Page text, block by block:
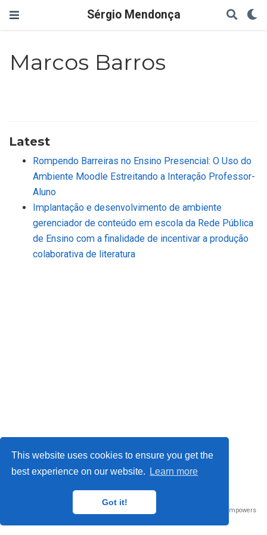
This website uses cookies to ensure you get the
best experience on our website.
Learn more
Got it!
Sérgio Mendonça
Marcos Barros
Latest
Rompendo Barreiras no Ensino Presencial: O Uso do
Ambiente Moodle Estreitando a Interação Professor-
Aluno
Implantação e desenvolvimento de ambiente
gerenciador de conteúdo em escola da Rede Pública
de Ensino com a finalidade de incentivar a produção
colaborativa de literatura
Privacy Policy· Terms
© Sérgio Mendonça, 2024
Wowchemy open source
website builder that empowers